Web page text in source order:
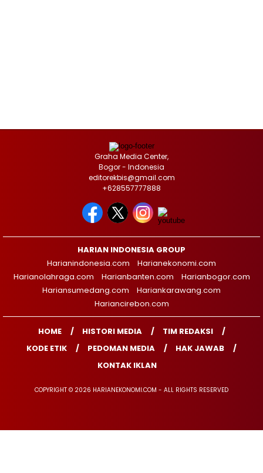
Graha Media Center,
Bogor - Indonesia
editorekbis@gmail.com
+628557777888
HARIAN INDONESIA GROUP
Harianindonesia.com
Harianekonomi.com
Harianolahraga.com
Harianbanten.com
Harianbogor.com
Hariansumedang.com
Hariankarawang.com
Hariancirebon.com
HOME HISTORI MEDIA
TIM REDAKSI
KODE ETIK
PEDOMAN MEDIA
HAK JAWAB
KONTAK IKLAN
COPYRIGHT © 2026 HARIANEKONOMI.COM - ALL RIGHTS RESERVED